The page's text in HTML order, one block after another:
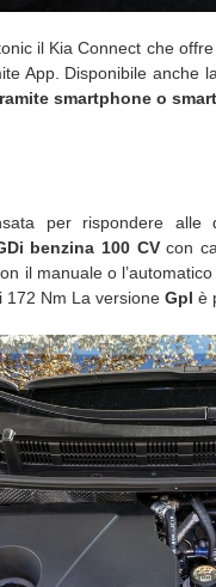
il Kia Connect che
App. Disponibile anche
smartphone o
per rispondere alle
benzina 100 CVcon
il manuale o
172 Nm La versione Gpl è